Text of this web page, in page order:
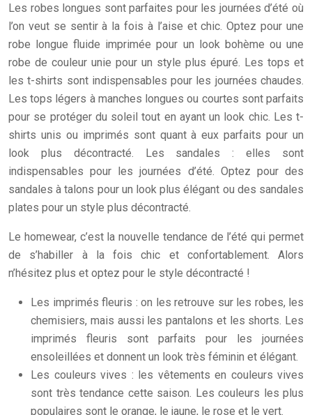
Les robes longues sont parfaites pour les journées d’été où
l’on veut se sentir à la fois à l’aise et chic. Optez pour une
robe longue fluide imprimée pour un look bohème ou une
robe de couleur unie pour un style plus épuré. Les tops et
les t-shirts sont indispensables pour les journées chaudes.
Les tops légers à manches longues ou courtes sont parfaits
pour se protéger du soleil tout en ayant un look chic. Les t-
shirts unis ou imprimés sont quant à eux parfaits pour un
look plus décontracté. Les sandales : elles sont
indispensables pour les journées d’été. Optez pour des
sandales à talons pour un look plus élégant ou des sandales
plates pour un style plus décontracté.
Le homewear, c’est la nouvelle tendance de l’été qui permet
de s’habiller à la fois chic et confortablement. Alors
n’hésitez plus et optez pour le style décontracté !
Les imprimés fleuris : on les retrouve sur les robes, les
chemisiers, mais aussi les pantalons et les shorts. Les
imprimés fleuris sont parfaits pour les journées
ensoleillées et donnent un look très féminin et élégant.
Les couleurs vives : les vêtements en couleurs vives
sont très tendance cette saison. Les couleurs les plus
populaires sont le orange, le jaune, le rose et le vert.